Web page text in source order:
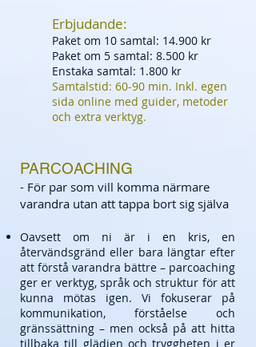
Erbjudande:
Paket om 10 samtal: 14.900 kr
Paket om 5 samtal: 8.500 kr
Enstaka samtal: 1.800 kr
Samtalstid: 60-90 min. Inkl. egen
sida online med guider, metoder
och extra verktyg.
PARCOACHING
- För par som vill komma närmare
varandra utan att tappa bort sig själva
Oavsett om ni är i en kris, en
återvändsgränd eller bara längtar efter
att förstå varandra bättre – parcoaching
ger er verktyg, språk och struktur för att
kunna mötas igen. Vi fokuserar på
kommunikation, förståelse och
gränssättning – men också på att hitta
tillbaka till glädjen och tryggheten i er